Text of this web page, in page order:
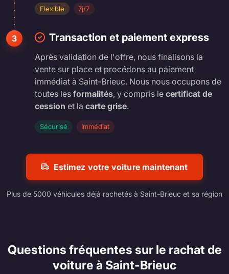
Flexible 7j/7
3 Transaction et paiement express
Après validation de l'offre, nous finalisons la
vente sur place et procédons au paiement
immédiat à Saint-Brieuc. Nous nous occupons de
toutes les formalités, y compris le certificat de
cession et la carte grise.
Sécurisé Immédiat
Estimez votre voiture maintenant
Plus de 5000 véhicules déjà rachetés à Saint-Brieuc et sa région
Questions fréquentes sur le rachat de
voiture à Saint-Brieuc